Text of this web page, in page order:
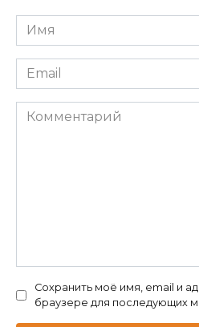
Имя
*
Email
*
Комментарий
Сохранить моё имя, email и
браузере для последующих